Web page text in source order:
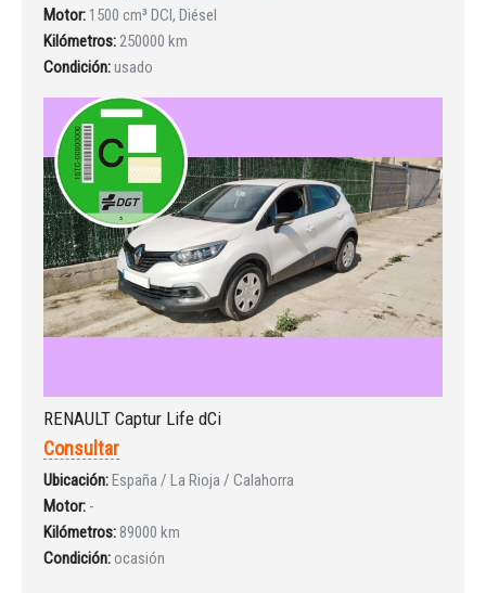
Motor: 1500 cm³ DCI, Diésel
Kilómetros:250000 km
Condición:usado
RENAULT Captur Life dCi
Consultar
Ubicación:España / La Rioja / Calahorra
Motor: -
Kilómetros: 89000 km
Condición:ocasión